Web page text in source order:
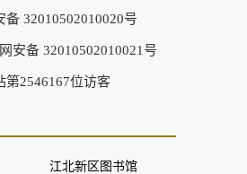
备 32010502010020号
安备 32010502010021号
第2546167位访客
江北新区图书馆